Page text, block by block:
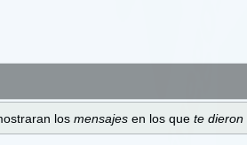
los mensajes en los que te dieron